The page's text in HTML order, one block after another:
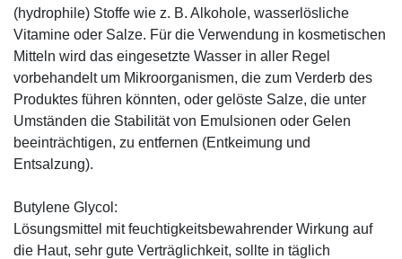
(hydrophile) Stoffe wie z. B. Alkohole, wasserlösliche
Vitamine oder Salze. Für die Verwendung in kosmetischen
Mitteln wird das eingesetzte Wasser in aller Regel
vorbehandelt um Mikroorganismen, die zum Verderb des
Produktes führen könnten, oder gelöste Salze, die unter
Umständen die Stabilität von Emulsionen oder Gelen
beeinträchtigen, zu entfernen (Entkeimung und
Entsalzung).
Butylene Glycol:
Lösungsmittel mit feuchtigkeitsbewahrender Wirkung auf
die Haut, sehr gute Verträglichkeit, sollte in täglich